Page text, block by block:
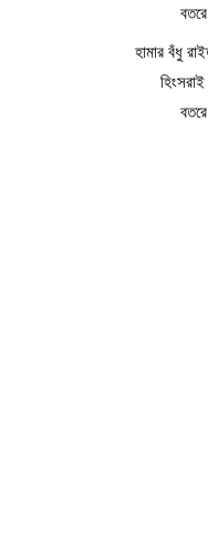
হামার বঁধু